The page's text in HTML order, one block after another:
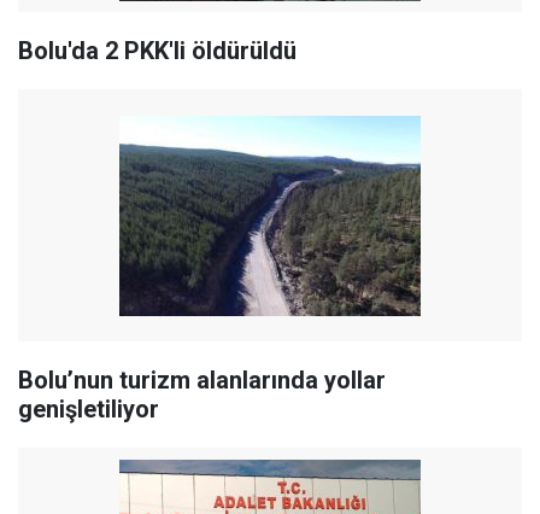
Bolu'da 2 PKK'li öldürüldü
Bolu’nun turizm alanlarında yollar
genişletiliyor